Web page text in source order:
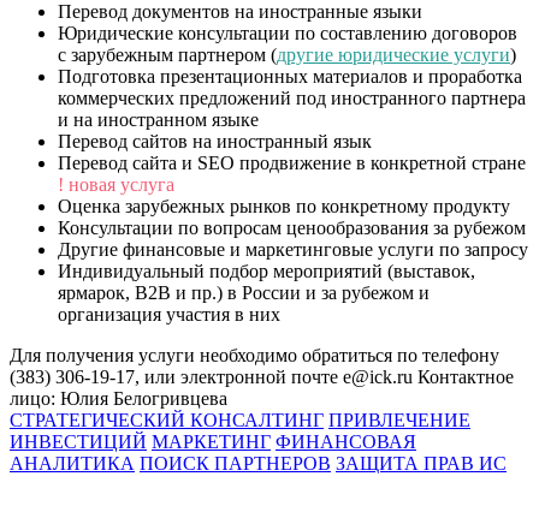
Перевод документов на иностранные языки
Юридические консультации по составлению договоров
с зарубежным партнером (другие юридические услуги)
Подготовка презентационных материалов и проработка
коммерческих предложений под иностранного партнера
и на иностранном языке
Перевод сайтов на иностранный язык
Перевод сайта и SEO продвижение в конкретной стране
! новая услуга
Оценка зарубежных рынков по конкретному продукту
Консультации по вопросам ценообразования за рубежом
Другие финансовые и маркетинговые услуги по запросу
Индивидуальный подбор мероприятий (выставок,
ярмарок, В2В и пр.) в России и за рубежом и
организация участия в них
Для получения услуги необходимо обратиться по телефону
(383) 306-19-17, или электронной почте e@ick.ru Контактное
лицо: Юлия Белогривцева
СТРАТЕГИЧЕСКИЙ КОНСАЛТИНГ ПРИВЛЕЧЕНИЕ
ИНВЕСТИЦИЙ МАРКЕТИНГ ФИНАНСОВАЯ
АНАЛИТИКА ПОИСК ПАРТНЕРОВ ЗАЩИТА ПРАВ ИС